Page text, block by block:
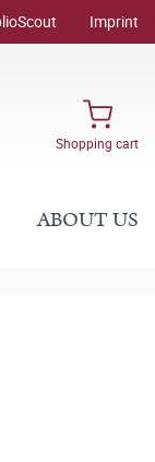
Imprint
Shopping cart
ABOUT US